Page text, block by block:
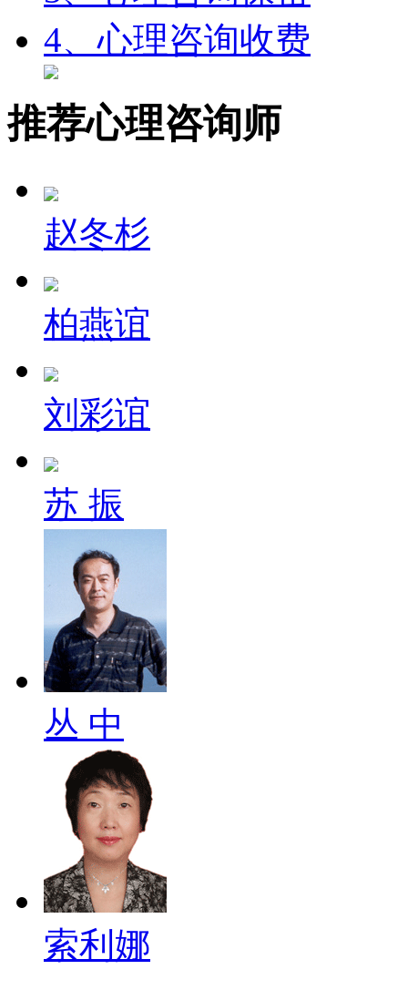
4、心理咨询收费
推荐心理咨询师
赵冬杉
柏燕谊
刘彩谊
苏 振
丛 中
索利娜